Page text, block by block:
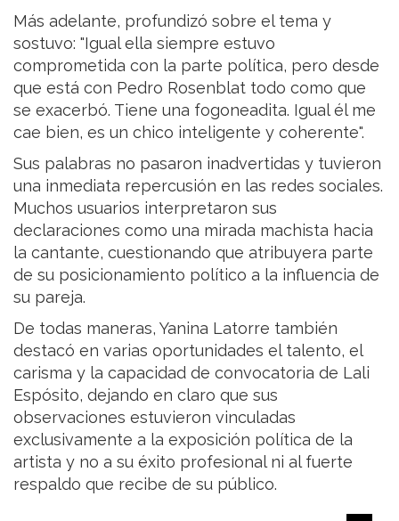
Más adelante, profundizó sobre el tema y
sostuvo: "Igual ella siempre estuvo
comprometida con la parte política, pero desde
que está con Pedro Rosenblat todo como que
se exacerbó. Tiene una fogoneadita. Igual él me
cae bien, es un chico inteligente y coherente".
Sus palabras no pasaron inadvertidas y tuvieron
una inmediata repercusión en las redes sociales.
Muchos usuarios interpretaron sus
declaraciones como una mirada machista hacia
la cantante, cuestionando que atribuyera parte
de su posicionamiento político a la influencia de
su pareja.
De todas maneras, Yanina Latorre también
destacó en varias oportunidades el talento, el
carisma y la capacidad de convocatoria de Lali
Espósito, dejando en claro que sus
observaciones estuvieron vinculadas
exclusivamente a la exposición política de la
artista y no a su éxito profesional ni al fuerte
respaldo que recibe de su público.